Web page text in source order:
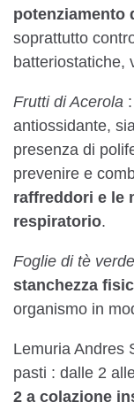
potenziamento
soprattutto
batteriostatiche,
Frutti di Acerola
antiossidante,
presenza di
prevenire e
raffreddori e le
respiratorio.
Foglie di tè verde
stanchezza
organismo in
Lemuria Andres
pasti : dalle 2
2 a colazione